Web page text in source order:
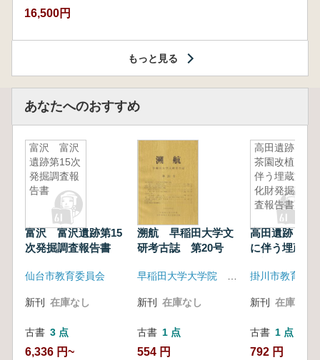
16,500円
もっと見る
あなたへのおすすめ
富沢 富沢
遺跡第15次
発掘調査報
告書
富沢 富沢遺跡第15
次発掘調査報告書
仙台市教育委員会
新刊 在庫なし
古書 3 点
6,336 円~
溯航 早稲田大学文
研考古誌 第20号
新刊 在庫なし
古書 1 点
554 円
高田遺跡 :
茶園改植に
伴う埋蔵文
化財発掘調
査報告書
高田遺跡 : 茶
に伴う埋蔵文
掛川市教育委
新刊 在庫なし
古書 1 点
792 円